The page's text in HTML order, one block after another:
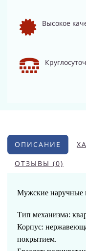
Высокое
ОПИСАНИЕ
ОТЗЫВЫ (0)
Мужские наручные
Тип механизма:
Корпус:
покрытием.